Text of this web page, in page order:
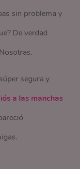
sin problema y
De verdad
segura y
a las manchas